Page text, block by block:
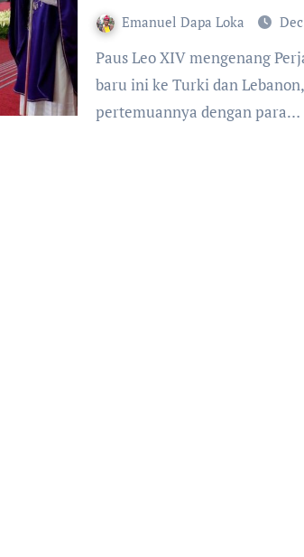
Emanuel Dapa Loka
Paus Leo XIV mengenang Perjalanan Apostoliknya baru-
baru ini ke Turki dan
pertemuannya dengan para…